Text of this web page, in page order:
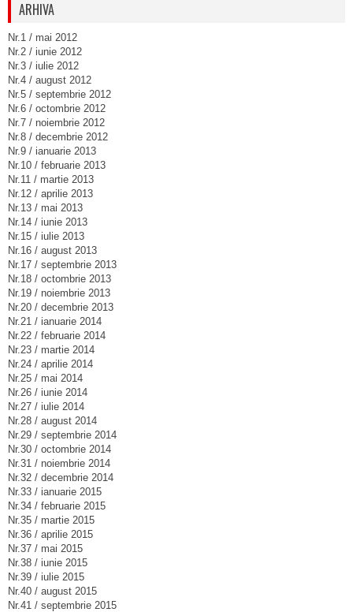
ARHIVA
Nr.1 / mai 2012
Nr.2 / iunie 2012
Nr.3 / iulie 2012
Nr.4 / august 2012
Nr.5 / septembrie 2012
Nr.6 / octombrie 2012
Nr.7 / noiembrie 2012
Nr.8 / decembrie 2012
Nr.9 / ianuarie 2013
Nr.10 / februarie 2013
Nr.11 / martie 2013
Nr.12 / aprilie 2013
Nr.13 / mai 2013
Nr.14 / iunie 2013
Nr.15 / iulie 2013
Nr.16 / august 2013
Nr.17 / septembrie 2013
Nr.18 / octombrie 2013
Nr.19 / noiembrie 2013
Nr.20 / decembrie 2013
Nr.21 / ianuarie 2014
Nr.22 / februarie 2014
Nr.23 / martie 2014
Nr.24 / aprilie 2014
Nr.25 / mai 2014
Nr.26 / iunie 2014
Nr.27 / iulie 2014
Nr.28 / august 2014
Nr.29 / septembrie 2014
Nr.30 / octombrie 2014
Nr.31 / noiembrie 2014
Nr.32 / decembrie 2014
Nr.33 / ianuarie 2015
Nr.34 / februarie 2015
Nr.35 / martie 2015
Nr.36 / aprilie 2015
Nr.37 / mai 2015
Nr.38 / iunie 2015
Nr.39 / iulie 2015
Nr.40 / august 2015
Nr.41 / septembrie 2015